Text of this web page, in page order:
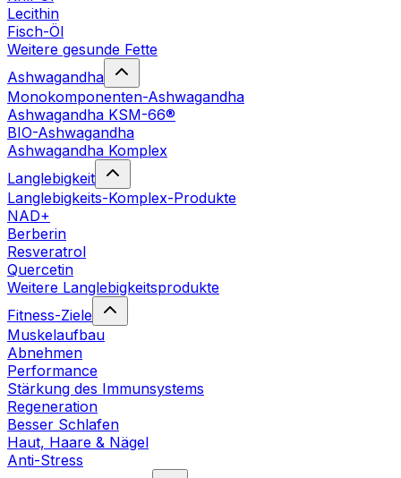
Lecithin
Fisch-Öl
Weitere gesunde Fette
Ashwagandha
Monokomponenten-Ashwagandha
Ashwagandha KSM-66®
BIO-Ashwagandha
Ashwagandha Komplex
Langlebigkeit
Langlebigkeits-Komplex-Produkte
NAD+
Berberin
Resveratrol
Quercetin
Weitere Langlebigkeitsprodukte
Fitness-Ziele
Muskelaufbau
Abnehmen
Performance
Stärkung des Immunsystems
Regeneration
Besser Schlafen
Haut, Haare & Nägel
Anti-Stress